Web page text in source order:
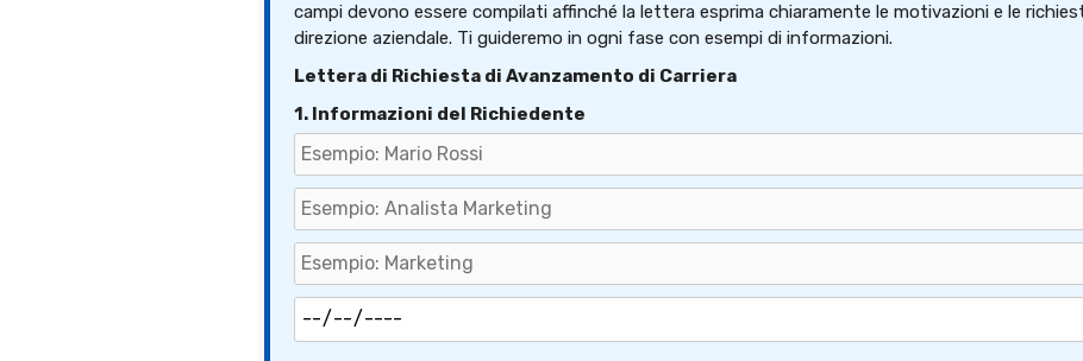
campi devono essere compilati affinché la lettera esprima chiaramente le motivazioni e le
direzione aziendale. Ti guideremo in ogni fase con esempi di informazioni.
Lettera di Richiesta di Avanzamento di Carriera
1. Informazioni del Richiedente